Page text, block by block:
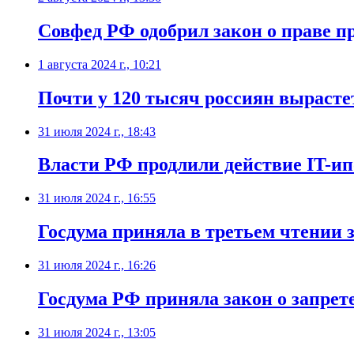
Совфед РФ одобрил закон о праве
1 августа 2024 г., 10:21
Почти у 120 тысяч россиян
31 июля 2024 г., 18:43
Власти РФ продлили действие IT-
31 июля 2024 г., 16:55
Госдума приняла в третьем чтении
31 июля 2024 г., 16:26
Госдума РФ приняла закон о
31 июля 2024 г., 13:05